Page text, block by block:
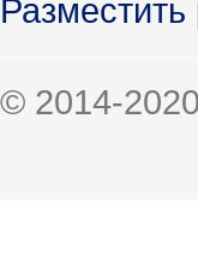
© 2014-